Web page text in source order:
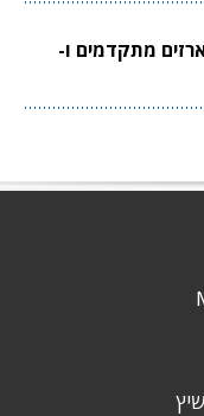
מתקדמים ו-